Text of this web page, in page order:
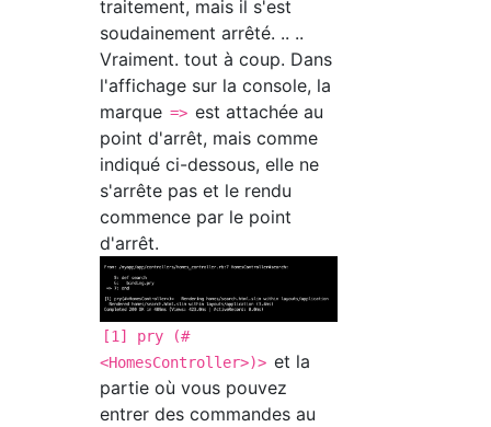
traitement, mais il s'est
soudainement arrêté. .. ..
Vraiment. tout à coup. Dans
l'affichage sur la console, la
marque => est attachée au
point d'arrêt, mais comme
indiqué ci-dessous, elle ne
s'arrête pas et le rendu
commence par le point
d'arrêt.
[1] pry (#
<HomesController>)> et la
partie où vous pouvez
entrer des commandes au